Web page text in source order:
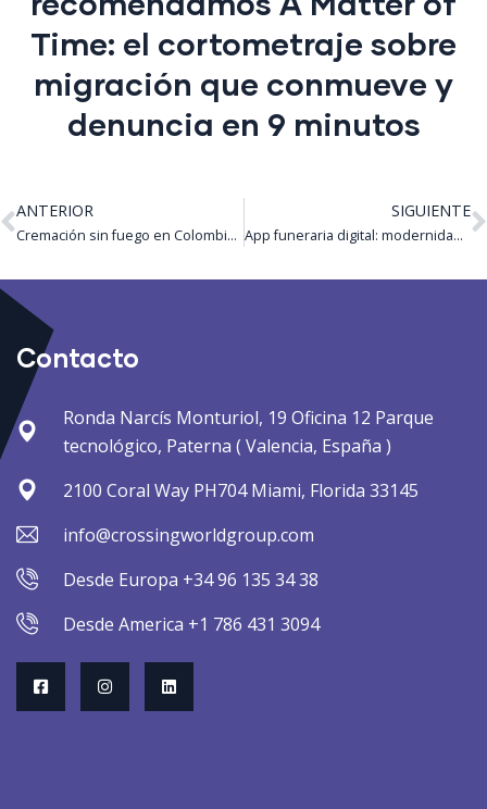
Time: el cortometraje sobre
migración que conmueve y
denuncia en 9 minutos
ANTERIOR
Cremación sin fuego en Colombia: ¿innovación sostenible o riesgo forense?
SIGUIENTE
App funeraria digital: modernidad hasta la muerte con SOFI
Contacto
Ronda Narcís Monturiol, 19 Oficina 12 Parque
tecnológico, Paterna ( Valencia, España )
2100 Coral Way PH704 Miami, Florida 33145
info@crossingworldgroup.com
Desde Europa +34 96 135 34 38
Desde America +1 786 431 3094